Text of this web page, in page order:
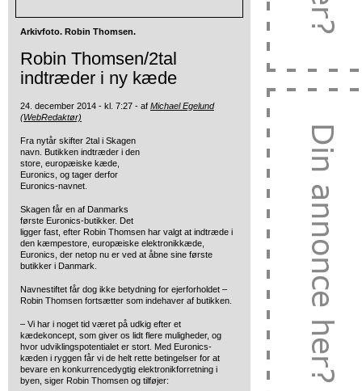
Arkivfoto. Robin Thomsen.
Robin Thomsen/2tal
indtræder i ny kæde
24. december 2014 - kl. 7:27 - af Michael Egelund
(WebRedaktør)
Fra nytår skifter 2tal i Skagen
navn. Butikken indtræder i den
store, europæiske kæde,
Euronics, og tager derfor
Euronics-navnet.
Skagen får en af Danmarks
første Euronics-butikker. Det
ligger fast, efter Robin Thomsen har valgt at indtræde i
den kæmpestore, europæiske elektronikkæde,
Euronics, der netop nu er ved at åbne sine første
butikker i Danmark.
Navnestiftet får dog ikke betydning for ejerforholdet –
Robin Thomsen fortsætter som indehaver af butikken.
– Vi har i noget tid været på udkig efter et
kædekoncept, som giver os lidt flere muligheder, og
hvor udviklingspotentialet er stort. Med Euronics-
kæden i ryggen får vi de helt rette betingelser for at
bevare en konkurrencedygtig elektronikforretning i
byen, siger Robin Thomsen og tilføjer: